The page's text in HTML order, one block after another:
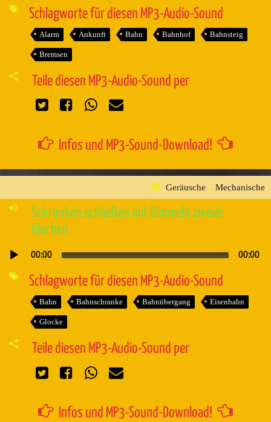
Schlagworte für diesen MP3-Audio-Sound
Alarm Ankunft Bahn Bahnhof Bahnsteig
Bremsen
Teile diesen MP3-Audio-Sound per
Infos und MP3-Sound-Download!
Geräusche » Mechanische
Schranken schließen mit Bimmeln zweier
Glocken
Audio-
00:00 00:00
Schlagworte für diesen MP3-Audio-Sound
Bahn Bahnschranke Bahnübergang Eisenbahn
Glocke
Teile diesen MP3-Audio-Sound per
Infos und MP3-Sound-Download!